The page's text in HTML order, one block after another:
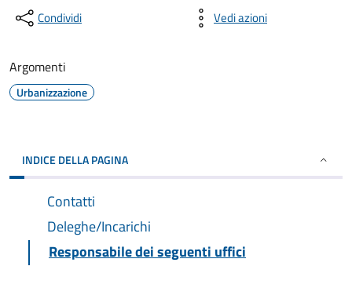
Condividi Vedi azioni
Argomenti
Urbanizzazione
INDICE DELLA PAGINA
Contatti
Deleghe/Incarichi
Responsabile dei seguenti uffici